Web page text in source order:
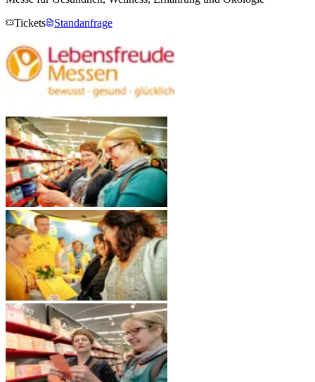
Tickets
Standanfrage